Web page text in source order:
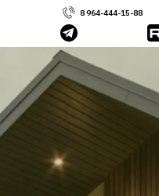
8 964-444-15-88